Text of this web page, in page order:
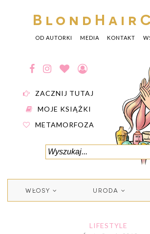
OD AUTORKI MEDIA KONTAKT
ZACZNIJ TUTAJ
MOJE KSIĄŻKI
METAMORFOZA
WŁOSY URODA
LIFESTYLE